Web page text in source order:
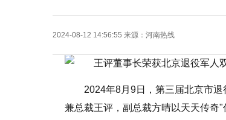
2024-08-12 14:56:55 来源： 河南热线
2024年8月9日，第三届北京市
兼总裁王评，副总裁方晴以天天传奇